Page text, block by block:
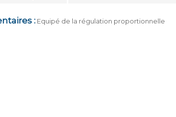
: Equipé de la régulation proportionnelle